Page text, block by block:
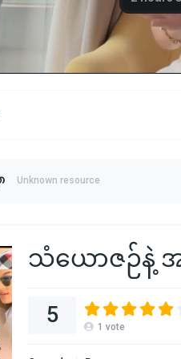
Unknown resource
သံယောဇဉ်နဲ့ အ
5 1 vote